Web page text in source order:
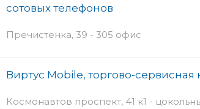
сотовых телефонов
Пречистенка, 39 - 305 офис
Виртус Mobile, торгово-сервисная
Космонавтов проспект, 41 к1 -